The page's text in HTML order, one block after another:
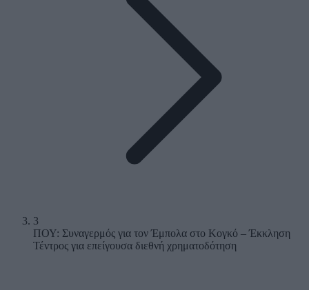
3
ΠΟΥ: Συναγερμός για τον Έμπολα στο Κογκό – Έκκληση
Τέντρος για επείγουσα διεθνή χρηματοδότηση